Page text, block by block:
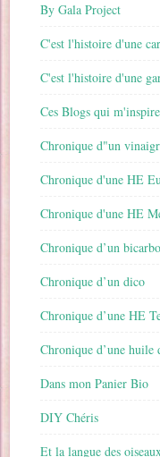
By Gala Project
C'est l'histoire d'une
C'est l'histoire d'une
Ces Blogs qui
Chronique d"un
Chronique d'une HE
Chronique d'une HE
Chronique d’un
Chronique d’un dico
Chronique d’une HE
Chronique d’une huile
Dans mon Panier Bio
DIY Chéris
Et la langue des